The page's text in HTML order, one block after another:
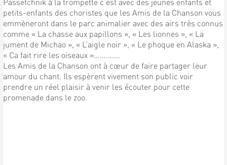
petits-enfants des choristes que les Amis de la Chanson vous
emmèneront dans le parc animalier avec des airs très connus
comme « La chasse aux papillons », « Les lionnes », « La
jument de Michao », « L’aigle noir », « Le phoque en Alaska »,
« Ca fait rire les oiseaux »………....
Les Amis de la Chanson ont à cœur de faire partager leur
amour du chant. Ils espèrent vivement son public voir
prendre un réel plaisir à venir les écouter pour cette
promenade dans le zoo.